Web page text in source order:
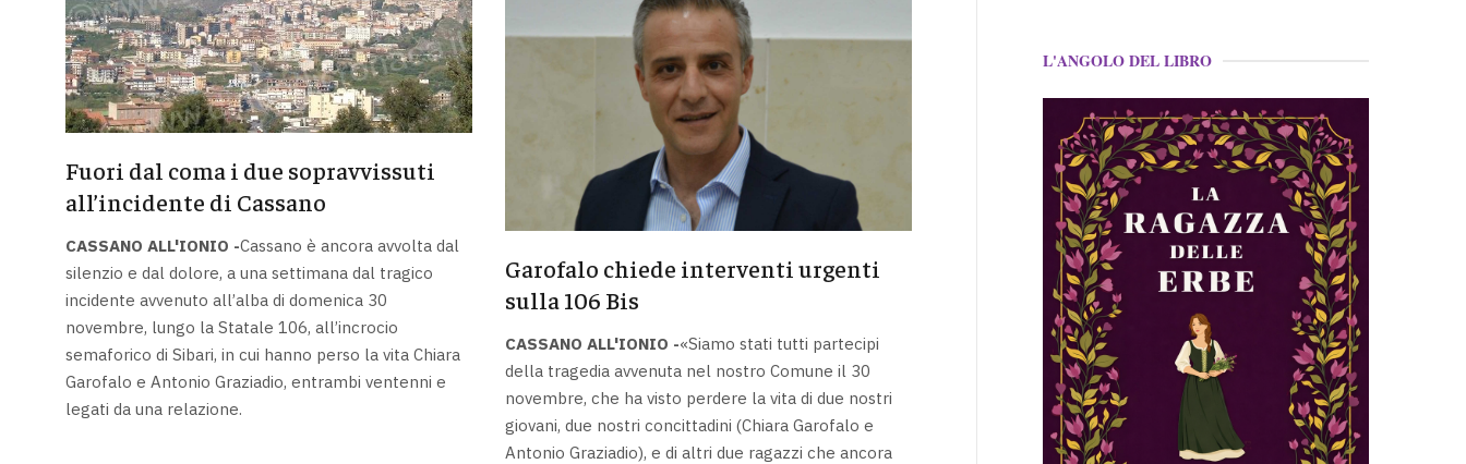
Fuori dal coma i due sopravvissuti
all’incidente di Cassano
CASSANO ALL'IONIO -Cassano è ancora avvolta dal
silenzio e dal dolore, a una settimana dal tragico
incidente avvenuto all’alba di domenica 30
novembre, lungo la Statale 106, all’incrocio
semaforico di Sibari, in cui hanno perso la vita Chiara
Garofalo e Antonio Graziadio, entrambi ventenni e
legati da una relazione.
Garofalo chiede interventi urgenti
sulla 106 Bis
CASSANO ALL'IONIO -«Siamo stati tutti partecipi
della tragedia avvenuta nel nostro Comune il 30
novembre, che ha visto perdere la vita di due nostri
giovani, due nostri concittadini (Chiara Garofalo e
Antonio Graziadio), e di altri due ragazzi che ancora
L'ANGOLO DEL LIBRO